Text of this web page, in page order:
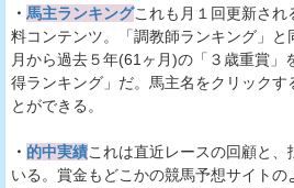
・ 馬主ランキングこれも月１回更新され
料コンテンツ。「調教師ランキング」と
月から過去５年(61ヶ月)の「３歳重賞」
得ランキング」だ。馬主名をクリックす
とができる。
・ 的中実績これは直近レースの回顧と
いる。賞金もどこかの競馬予想サイト